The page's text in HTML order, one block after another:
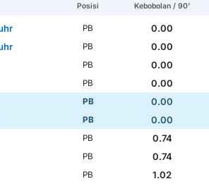
Posisi Kebobolan / 90'
PB
0.00
PB
0.00
PB
0.00
PB
0.00
PB
0.00
PB
0.00
PB
0.74
PB
0.74
PB
1.02